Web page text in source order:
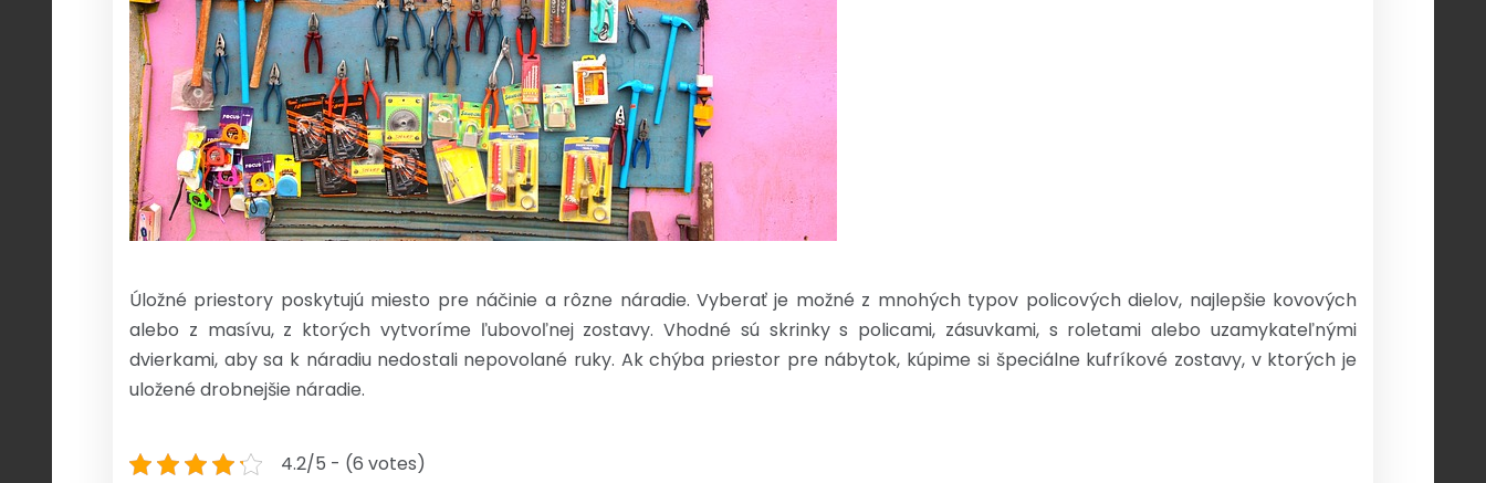
Úložné priestory poskytujú miesto pre náčinie a rôzne náradie. Vyberať je možné z mnohých typov policových dielov, najlepšie kovových
alebo z masívu, z ktorých vytvoríme ľubovoľnej zostavy. Vhodné sú skrinky s policami, zásuvkami, s roletami alebo uzamykateľnými
dvierkami, aby sa k náradiu nedostali nepovolané ruky. Ak chýba priestor pre nábytok, kúpime si špeciálne kufríkové zostavy, v ktorých je
uložené drobnejšie náradie.
4.2/5 - (6 votes)